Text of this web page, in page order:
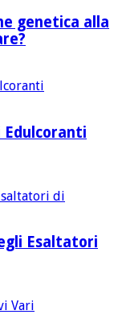
genetica alla
Edulcoranti
Esaltatori